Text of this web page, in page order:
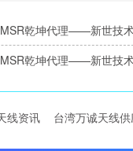
乾坤代理——新世技
乾坤代理——新世技
线资讯 台湾万诚天线